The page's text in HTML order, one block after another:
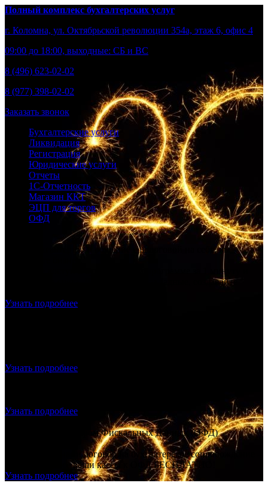
Полный комплекс бухгалтерских услуг
г. Коломна, ул. Октябрьской революции 354а, этаж 6, офис 4
09:00 до 18:00, выходные: СБ и ВС
8 (496) 623-02-02
8 (977) 398-02-02
Заказать звонок
Бухгалтерские услуги
Ликвидация
Регистрация
Юридические услуги
Отчеты
1С-Отчетность
Магазин ККТ
ЭЦП для торгов
ОФД
Берем бухгалтерию и общение с налоговой на себя, вы –
Получите доступ к бухгалтерской программе за 1 минуту и
выставляете счета. Делайте акты, накладные, создавайте
Узнать подробнее
Узнать подробнее
Узнать подробнее
Договор с Оператором Фискальных Данных (ОФД)
Заключаете с нами договор на бухгалтерское сопровождение –
подключаем все ваши кассы к ОФД БЕСПЛАТНО!
Узнать подробнее